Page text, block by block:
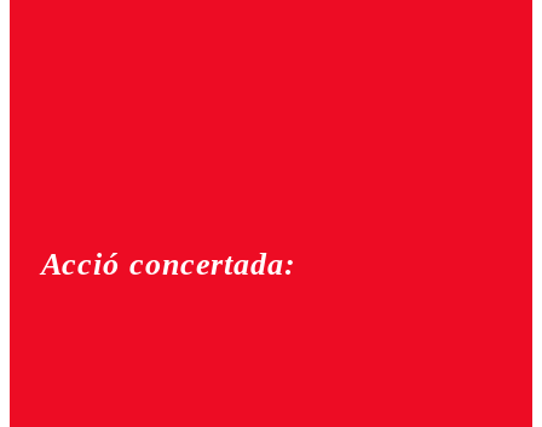
Acció concertada: